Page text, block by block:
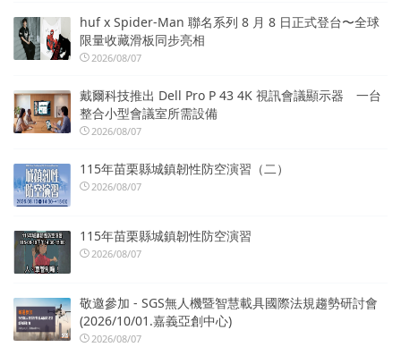
huf x Spider-Man 聯名系列 8 月 8 日正式登台〜全球
限量收藏滑板同步亮相
2026/08/07
戴爾科技推出 Dell Pro P 43 4K 視訊會議顯示器 一台
整合小型會議室所需設備
2026/08/07
115年苗栗縣城鎮韌性防空演習（二）
2026/08/07
115年苗栗縣城鎮韌性防空演習
2026/08/07
敬邀參加 - SGS無人機暨智慧載具國際法規趨勢研討會
(2026/10/01.嘉義亞創中心)
2026/08/07